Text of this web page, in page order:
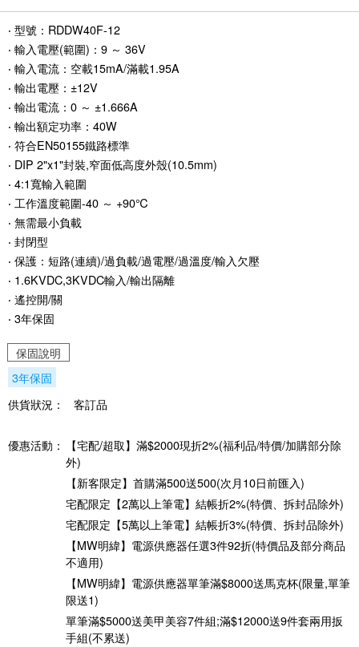
‧ 型號：RDDW40F-12
‧ 輸入電壓(範圍)：9 ～ 36V
‧ 輸入電流：空載15mA/滿載1.95A
‧ 輸出電壓：±12V
‧ 輸出電流：0 ～ ±1.666A
‧ 輸出額定功率：40W
‧ 符合EN50155鐵路標準
‧ DIP 2"x1"封裝,窄面低高度外殼(10.5mm)
‧ 4:1寬輸入範圍
‧ 工作溫度範圍-40 ～ +90℃
‧ 無需最小負載
‧ 封閉型
‧ 保護：短路(連續)/過負載/過電壓/過溫度/輸入欠壓
‧ 1.6KVDC,3KVDC輸入/輸出隔離
‧ 遙控開/關
‧ 3年保固
保固說明
3年保固
供貨狀況：
客訂品
優惠活動：
【宅配/超取】滿$2000現折2%(福利品/特價/加購部分除
外)
【新客限定】首購滿500送500(次月10日前匯入)
宅配限定【2萬以上筆電】結帳折2%(特價、拆封品除外)
宅配限定【5萬以上筆電】結帳折3%(特價、拆封品除外)
【MW明緯】電源供應器任選3件92折(特價品及部分商品
不適用)
【MW明緯】電源供應器單筆滿$8000送馬克杯(限量,單筆
限送1)
單筆滿$5000送美甲美容7件組;滿$12000送9件套兩用扳
手組(不累送)